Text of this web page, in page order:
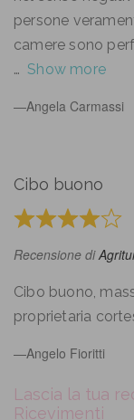
persone
camere sono
Show more
Angela Carmassi
Cibo buono
Rated
4
of
5
Recensione di
Cibo buono,
proprietaria
Angelo Fioritti
Lascia la tua
Ricevimenti